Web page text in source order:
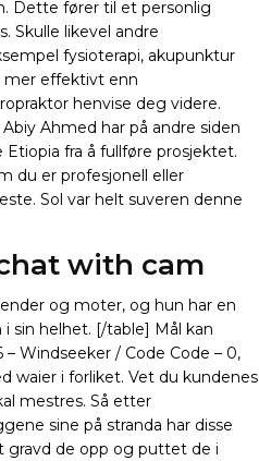
Dette fører til et personlig
Skulle likevel andre
fysioterapi, akupunktur
mer effektivt enn
henvise deg videre.
Ahmed har på andre siden
fra å fullføre prosjektet.
du er profesjonell eller
Sol var helt suveren denne
with cam
og moter, og hun har en
sin helhet. [/table] Mål kan
Windseeker / Code Code – 0,
waier i forliket. Vet du kundenes
mestres. Så etter
sine på stranda har disse
gravd de opp og puttet de i